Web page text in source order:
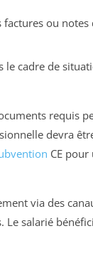
ou
cadre de
requis
devra
CE
via des
salarié